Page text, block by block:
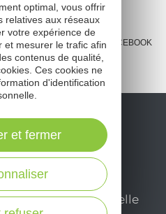
MESSENGER FACEBOOK
newsletter mensuelle
optimal, vous offrir
relatives aux réseaux
votre expérience de
et mesurer le trafic afin
contenus de qualité,
Ces cookies ne
d'identification
et fermer